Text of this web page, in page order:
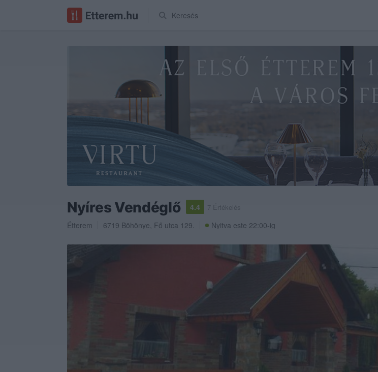
Keresés
Nyíres Vendéglő 4.4 7 Értékelés
Étterem 6719 Böhönye, Fő utca 129. Nyitva este 22:00-ig